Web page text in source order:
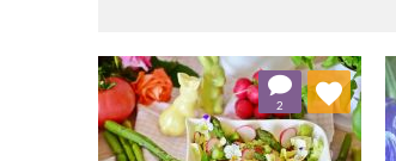
2
Dodaj do ulubionych
Wybierz listę: